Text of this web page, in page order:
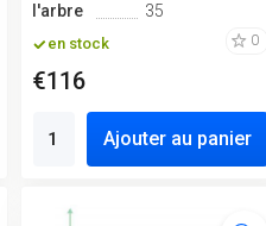
l'arbre
35
en stock 0
€116
Ajouter au panier